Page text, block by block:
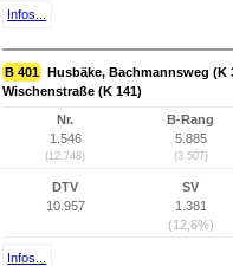
Infos...
B 401 Husbäke, Bachmannsweg (K
Wischenstraße (K 141)
Nr.
1.546
(12.748)
B-Rang
5.885
(3.507)
DTV
10.957
SV
1.381
(12,6%)
Infos...